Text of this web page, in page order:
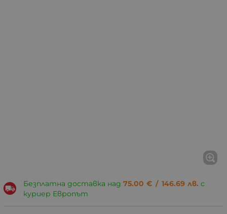
Безплатна доставка над 75.00 € / 146.69 лв. с
куриер Европът